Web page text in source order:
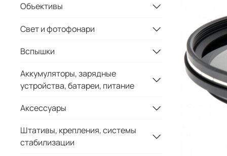
Объективы
Свет и фотофонари
Вспышки
Аккумуляторы, зарядные
устройства, батареи, питание
Аксессуары
Штативы, крепления, системы
стабилизации